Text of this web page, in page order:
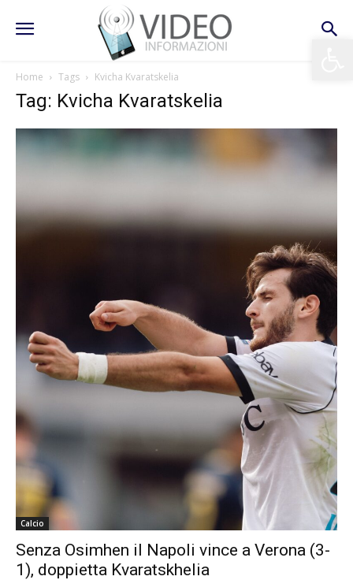
Home Tags Kvicha Kvaratskelia
Tag: Kvicha Kvaratskelia
Calcio
Senza Osimhen il Napoli vince a Verona (3-
1), doppietta Kvaratskhelia